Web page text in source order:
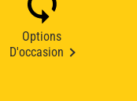
Options
D'occasion